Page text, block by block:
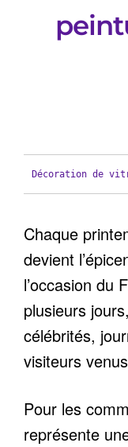
Décoration de
Chaque
devient
l’occasion du
plusieurs
célébrités,
visiteurs
Pour les
représente